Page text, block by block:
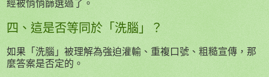
經被悄悄篩選過了。
四、這是否等同於「洗腦」？
如果「洗腦」被理解為強迫灌輸、重複口號、粗糙宣傳，那
麼答案是否定的。